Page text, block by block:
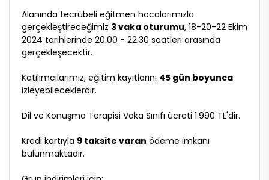
Alanında tecrübeli eğitmen hocalarımızla
gerçekleştireceğimiz 3 vaka oturumu, 18-20-22 Ekim
2024 tarihlerinde 20.00 - 22.30 saatleri arasında
gerçekleşecektir.
Katılımcılarımız, eğitim kayıtlarını 45 gün boyunca
izleyebileceklerdir.
Dil ve Konuşma Terapisi Vaka Sınıfı ücreti 1.990 TL'dir.
Kredi kartıyla 9 taksite varan ödeme imkanı
bulunmaktadır.